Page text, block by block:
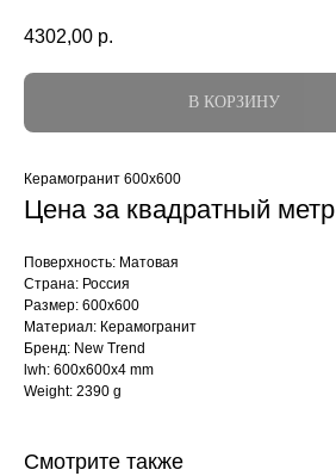
4302,00 р.
В КОРЗИНУ
Керамогранит 600x600
Цена за квадратный метр
Поверхность: Матовая
Страна: Россия
Размер: 600x600
Материал: Керамогранит
Бренд: New Trend
lwh: 600x600x4 mm
Weight: 2390 g
Смотрите также